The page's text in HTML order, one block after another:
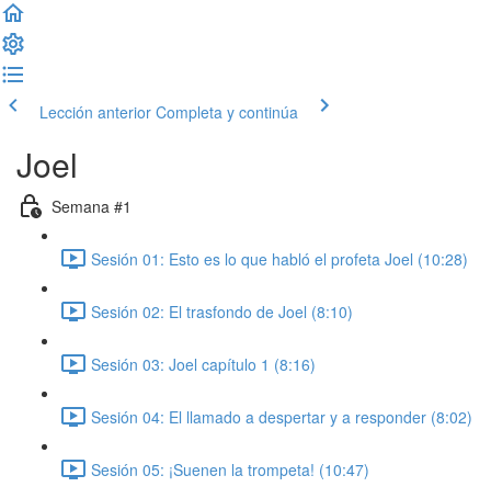
Lección anterior Completa y continúa
Joel
Semana #1
Sesión 01: Esto es lo que habló el profeta Joel (10:28)
Sesión 02: El trasfondo de Joel (8:10)
Sesión 03: Joel capítulo 1 (8:16)
Sesión 04: El llamado a despertar y a responder (8:02)
Sesión 05: ¡Suenen la trompeta! (10:47)